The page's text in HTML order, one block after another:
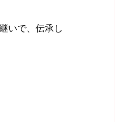
いで、伝承し